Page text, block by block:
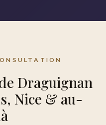
Draguignan
Nice & au-